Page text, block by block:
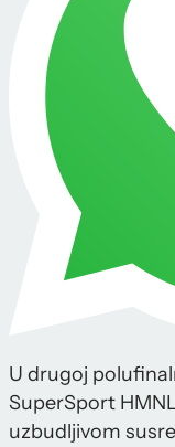
U drugoj
SuperSport
uzbudljivom